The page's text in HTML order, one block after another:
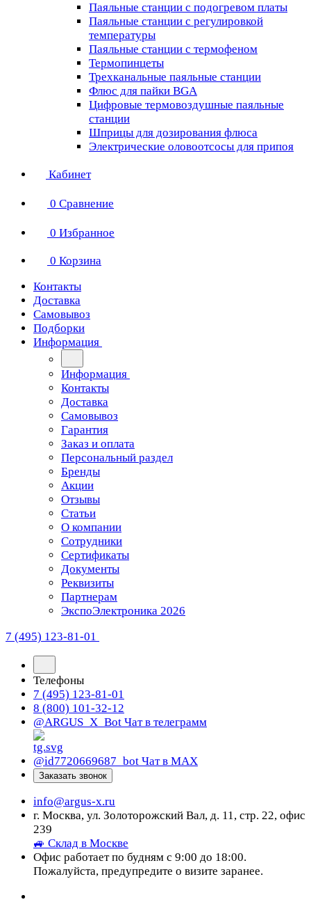
Паяльные станции с подогревом платы
Паяльные станции с регулировкой
температуры
Паяльные станции с термофеном
Термопинцеты
Трехканальные паяльные станции
Флюс для пайки BGA
Цифровые термовоздушные паяльные
станции
Шприцы для дозирования флюса
Электрические оловоотсосы для припоя
Кабинет
0 Сравнение
0 Избранное
0 Корзина
Контакты
Доставка
Самовывоз
Подборки
Информация
Информация
Контакты
Доставка
Самовывоз
Гарантия
Заказ и оплата
Персональный раздел
Бренды
Акции
Отзывы
Статьи
О компании
Сотрудники
Сертификаты
Документы
Реквизиты
Партнерам
ЭкспоЭлектроника 2026
7 (495) 123-81-01
Телефоны
7 (495) 123-81-01
8 (800) 101-32-12
@ARGUS_X_Bot Чат в телеграмм
@id7720669687_bot Чат в МАХ
Заказать звонок
info@argus-x.ru
г. Москва, ул. Золоторожский Вал, д. 11, стр. 22, офис
239
🚙 Склад в Москве
Офис работает по будням с 9:00 до 18:00.
Пожалуйста, предупредите о визите заранее.